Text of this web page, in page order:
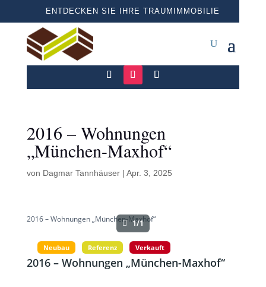
ENTDECKEN SIE IHRE TRAUMIMMOBILIE
2016 – Wohnungen
„München-Maxhof“
von Dagmar Tannhäuser| Apr. 3, 2025
2016 – Wohnungen „München-Maxhof“
Neubau Referenz Verkauft
1/1
2016 – Wohnungen „München-Maxhof“